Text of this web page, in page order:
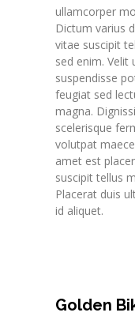
ullamcorper
Dictum varius
vitae suscipit
sed enim.
suspendisse
feugiat sed
magna.
scelerisque
volutpat
amet est
suscipit tellus
Placerat duis
id aliquet.
Golden